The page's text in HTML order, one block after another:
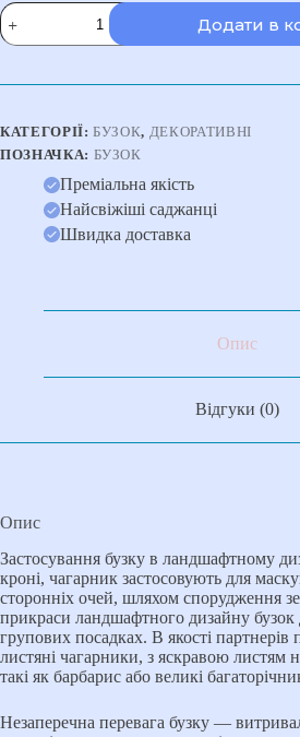
Бузок
Syrínga,
відкрита
кількість
Додати в
КАТЕГОРІЇ:БУЗОК, ДЕКОРАТИВНІ
ПОЗНАЧКА: БУЗОК
Преміальна якість
Найсвіжіші саджанці
Швидка доставка
Опис
Відгуки (0)
Опис
Застосування бузку в ландшафтному
кроні, чагарник застосовують для
сторонніх очей, шляхом спорудження
прикраси ландшафтного дизайну бузок
групових посадках. В якості партнерів
листяні чагарники, з яскравою листям
такі як барбарис або великі
Незаперечна перевага бузку —